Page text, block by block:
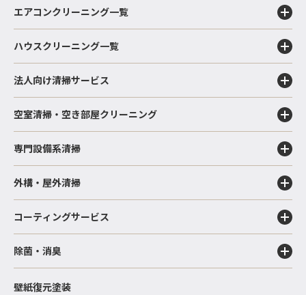
エアコンクリーニング一覧
ハウスクリーニング一覧
法人向け清掃サービス
空室清掃・空き部屋クリーニング
専門設備系清掃
外構・屋外清掃
コーティングサービス
除菌・消臭
壁紙復元塗装